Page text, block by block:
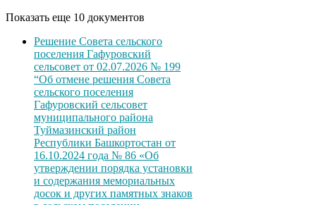
Показать еще 10 документов
Решение Совета сельского
поселения Гафуровский
сельсовет от 02.07.2026 № 199
“Об отмене решения Совета
сельского поселения
Гафуровский сельсовет
муниципального района
Туймазинский район
Республики Башкортостан от
16.10.2024 года № 86 «Об
утверждении порядка установки
и содержания мемориальных
досок и других памятных знаков